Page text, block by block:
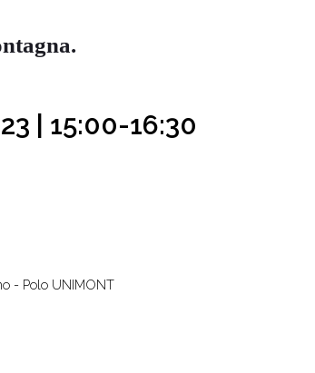
| 15:00-16:30
- Polo UNIMONT